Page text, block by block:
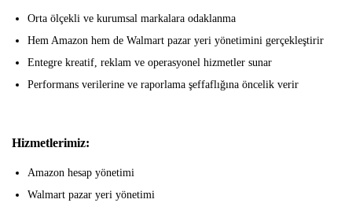
Orta ölçekli ve kurumsal markalara odaklanma
Hem Amazon hem de Walmart pazar yeri yönetimini gerçekleştirir
Entegre kreatif, reklam ve operasyonel hizmetler sunar
Performans verilerine ve raporlama şeffaflığına öncelik verir
Hizmetlerimiz:
Amazon hesap yönetimi
Walmart pazar yeri yönetimi